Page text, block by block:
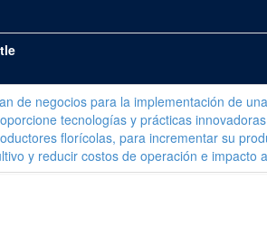
de negocios para la implementación de
tecnologías y prácticas
florícolas, para incrementar su
y reducir costos de operación e impacto